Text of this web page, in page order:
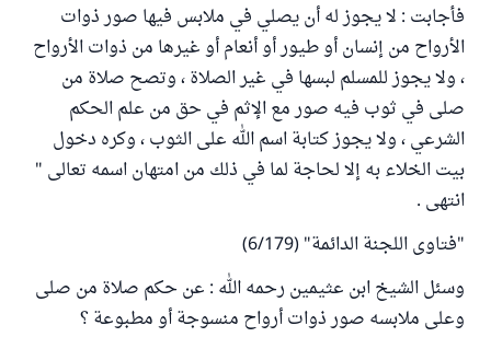
فأجابت : لا يجوز له أن يصلي في ملابس فيها صور ذوات
الأرواح من إنسان أو طيور أو أنعام أو غيرها من ذوات الأرواح
، ولا يجوز للمسلم لبسها في غير الصلاة ، وتصح صلاة من
صلى في ثوب فيه صور مع الإثم في حق من علم الحكم
الشرعي ، ولا يجوز كتابة اسم الله على الثوب ، وكره دخول
بيت الخلاء به إلا لحاجة لما في ذلك من امتهان اسمه تعالى "
انتهى .
"فتاوى اللجنة الدائمة" (6/179)
وسئل الشيخ ابن عثيمين رحمه الله : عن حكم صلاة من صلى
وعلى ملابسه صور ذوات أرواح منسوجة أو مطبوعة ؟